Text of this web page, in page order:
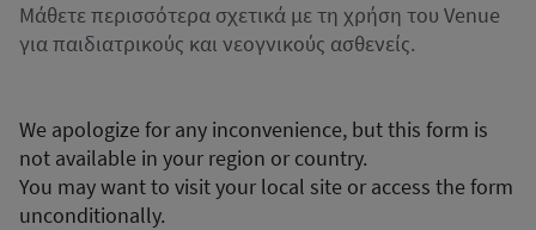
Μάθετε περισσότερα σχετικά με τη χρήση του Venue
για παιδιατρικούς και νεογνικούς ασθενείς.
We apologize for any inconvenience, but this form is
not available in your region or country.
You may want to visit your local site or access the form
unconditionally.